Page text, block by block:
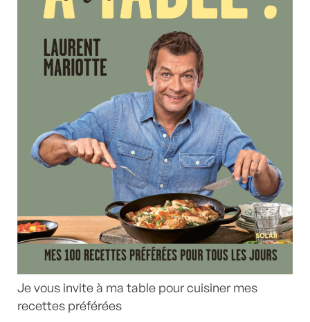
Je vous invite à ma table pour cuisiner mes
recettes préférées